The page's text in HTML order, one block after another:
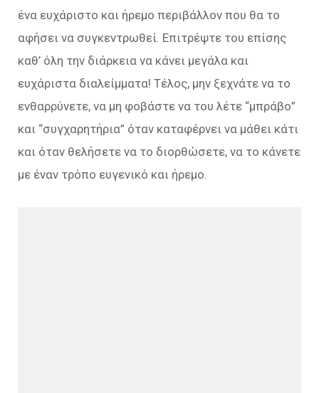
ένα ευχάριστο και ήρεμο περιβάλλον που θα το
αφήσει να συγκεντρωθεί. Επιτρέψτε του επίσης
καθ’ όλη την διάρκεια να κάνει μεγάλα και
ευχάριστα διαλείμματα! Τέλος, μην ξεχνάτε να το
ενθαρρύνετε, να μη φοβάστε να του λέτε “μπράβο”
και “συγχαρητήρια” όταν καταφέρνει να μάθει κάτι
και όταν θελήσετε να το διορθώσετε, να το κάνετε
με έναν τρόπο ευγενικό και ήρεμο.